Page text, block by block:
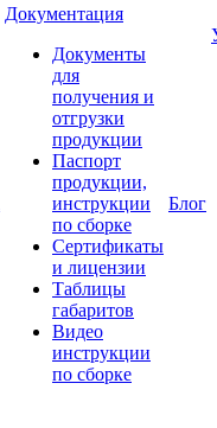
Документация
Документы
для
получения и
отгрузки
продукции
Паспорт
продукции,
инструкции
по сборке
Сертификаты
и лицензии
Таблицы
габаритов
Видео
инструкции
по сборке
Блог